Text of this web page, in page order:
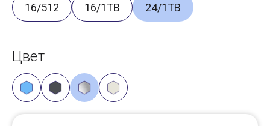
16/512 16/1TB 24/1TB
Цвет